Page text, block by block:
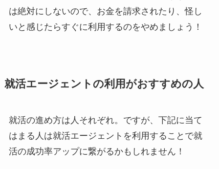
は絶対にしないので、お金を請求されたり、怪し
いと感じたらすぐに利用するのをやめましょう！
就活エージェントの利用がおすすめの人
就活の進め方は人それぞれ。ですが、下記に当て
はまる人は就活エージェントを利用することで就
活の成功率アップに繋がるかもしれません！